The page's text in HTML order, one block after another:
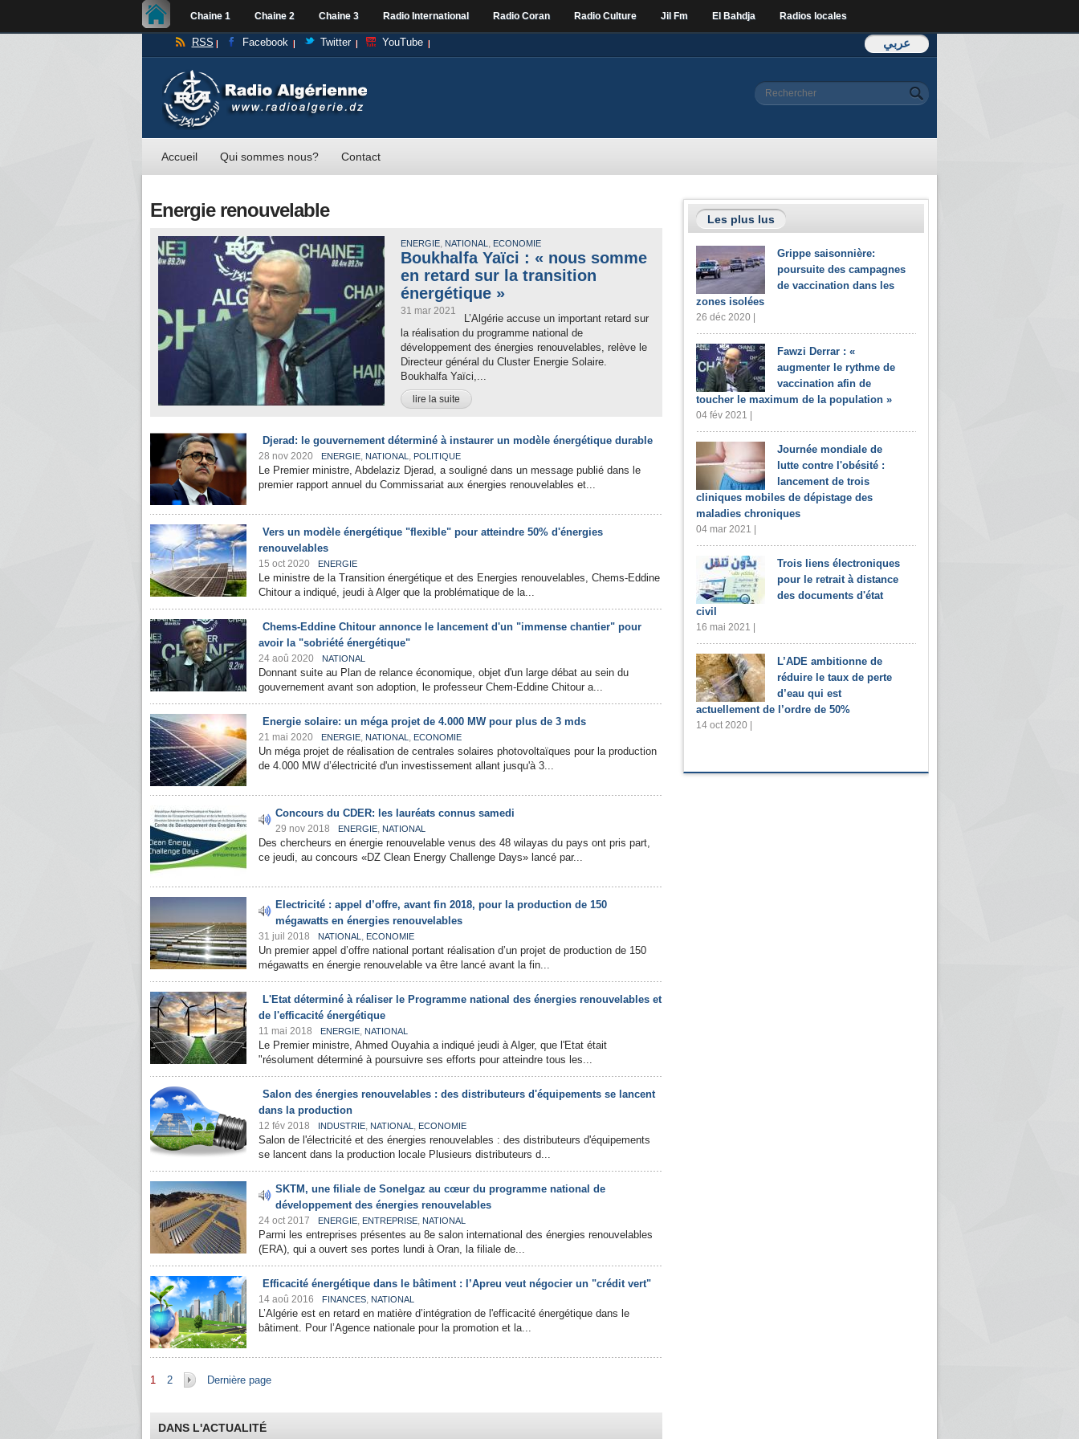
Chaine 1 Chaine 2 Chaine 3 Radio International Radio Coran Radio Culture Jil Fm El Bahdja Radios locales
عربي RSS Facebook Twitter YouTube
Formulaire de
Rechercher
Accueil Qui sommes nous? Contact
Energie renouvelable
ENERGIE, NATIONAL , ECONOMIE
Boukhalfa Yaïci : « nous somme
en retard sur la transition
énergétique »
31 mar 2021
L’Algérie accuse un important retard sur
la réalisation du programme national de
développement des énergies renouvelables, relève le
Directeur général du Cluster Energie Solaire.
Boukhalfa Yaïci,...
lire la suite
Djerad: le gouvernement déterminé à instaurer un modèle énergétique durable
28 nov 2020 ENERGIE, NATIONAL , POLITIQUE
Le Premier ministre, Abdelaziz Djerad, a souligné dans un message publié dans le
premier rapport annuel du Commissariat aux énergies renouvelables et...
Vers un modèle énergétique "flexible" pour atteindre 50% d'énergies
renouvelables
15 oct 2020 ENERGIE
Le ministre de la Transition énergétique et des Energies renouvelables, Chems-Eddine
Chitour a indiqué, jeudi à Alger que la problématique de la...
Chems-Eddine Chitour annonce le lancement d'un "immense chantier" pour
avoir la "sobriété énergétique"
24 aoû 2020 NATIONAL
Donnant suite au Plan de relance économique, objet d'un large débat au sein du
gouvernement avant son adoption, le professeur Chem-Eddine Chitour a...
Energie solaire: un méga projet de 4.000 MW pour plus de 3 mds
21 mai 2020 ENERGIE, NATIONAL , ECONOMIE
Un méga projet de réalisation de centrales solaires photovoltaïques pour la production
de 4.000 MW d’électricité d'un investissement allant jusqu'à 3...
Concours du CDER: les lauréats connus samedi
29 nov 2018 ENERGIE, NATIONAL
Des chercheurs en énergie renouvelable venus des 48 wilayas du pays ont pris part,
ce jeudi, au concours «DZ Clean Energy Challenge Days» lancé par...
Electricité : appel d’offre, avant fin 2018, pour la production de 150
mégawatts en énergies renouvelables
31 juil 2018 NATIONAL , ECONOMIE
Un premier appel d’offre national portant réalisation d’un projet de production de 150
mégawatts en énergie renouvelable va être lancé avant la fin...
L'Etat déterminé à réaliser le Programme national des énergies renouvelables et
de l'efficacité énergétique
11 mai 2018 ENERGIE, NATIONAL
Le Premier ministre, Ahmed Ouyahia a indiqué jeudi à Alger, que l'Etat était
"résolument déterminé à poursuivre ses efforts pour atteindre tous les...
Salon des énergies renouvelables : des distributeurs d'équipements se lancent
dans la production
12 fév 2018 INDUSTRIE, NATIONAL , ECONOMIE
Salon de l'électricité et des énergies renouvelables : des distributeurs d'équipements
se lancent dans la production locale Plusieurs distributeurs d...
SKTM, une filiale de Sonelgaz au cœur du programme national de
développement des énergies renouvelables
24 oct 2017 ENERGIE, ENTREPRISE, NATIONAL
Parmi les entreprises présentes au 8e salon international des énergies renouvelables
(ERA), qui a ouvert ses portes lundi à Oran, la filiale de...
Efficacité énergétique dans le bâtiment : l’Apreu veut négocier un "crédit vert"
14 aoû 2016 FINANCES, NATIONAL
L’Algérie est en retard en matière d’intégration de l'efficacité énergétique dans le
bâtiment. Pour l’Agence nationale pour la promotion et la...
Pages
1 2 Dernière page
DANS L'ACTUALITÉ
Les plus lus
Grippe saisonnière:
poursuite des campagnes
de vaccination dans les
zones isolées
26 déc 2020 |
Fawzi Derrar : «
augmenter le rythme de
vaccination afin de
toucher le maximum de la population »
04 fév 2021 |
Journée mondiale de
lutte contre l'obésité :
lancement de trois
cliniques mobiles de dépistage des
maladies chroniques
04 mar 2021 |
Trois liens électroniques
pour le retrait à distance
des documents d'état
civil
16 mai 2021 |
L’ADE ambitionne de
réduire le taux de perte
d’eau qui est
actuellement de l’ordre de 50%
14 oct 2020 |